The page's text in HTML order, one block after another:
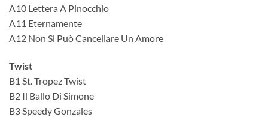
A10 Lettera A Pinocchio
A11 Eternamente
A12 Non Si Può Cancellare Un Amore
Twist
B1 St. Tropez Twist
B2 Il Ballo Di Simone
B3 Speedy Gonzales